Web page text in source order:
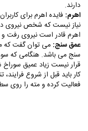
دارند.
اهرم: فایده اهرم برای
نیاز نیست که شخص نیروی
اهرم قادر است نیروی رفت و
عمق سنج: می توان گفت که
سنج می‌ باشد‌. هنگامی که
قرار نیست زیاد عمیق
کار باید قبل از شروع
فعالیت کرده و مته را